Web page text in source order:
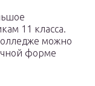
11 класса.
можно
форме